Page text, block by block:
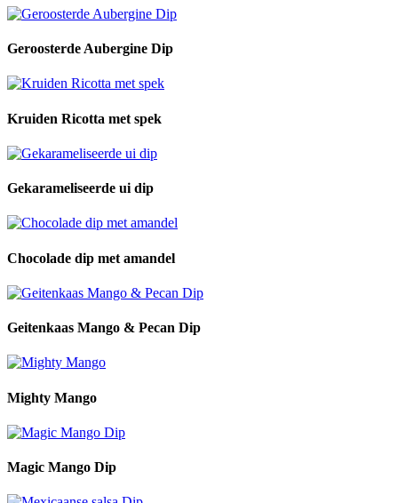
Geroosterde Aubergine Dip
Kruiden Ricotta met spek
Gekarameliseerde ui dip
Chocolade dip met amandel
Geitenkaas Mango & Pecan Dip
Mighty Mango
Magic Mango Dip